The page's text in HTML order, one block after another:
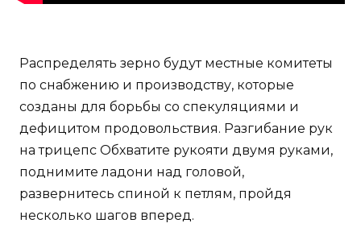
Распределять зерно будут местные комитеты
по снабжению и производству, которые
созданы для борьбы со спекуляциями и
дефицитом продовольствия. Разгибание рук
на трицепс Обхватите рукояти двумя руками,
поднимите ладони над головой,
развернитесь спиной к петлям, пройдя
несколько шагов вперед.